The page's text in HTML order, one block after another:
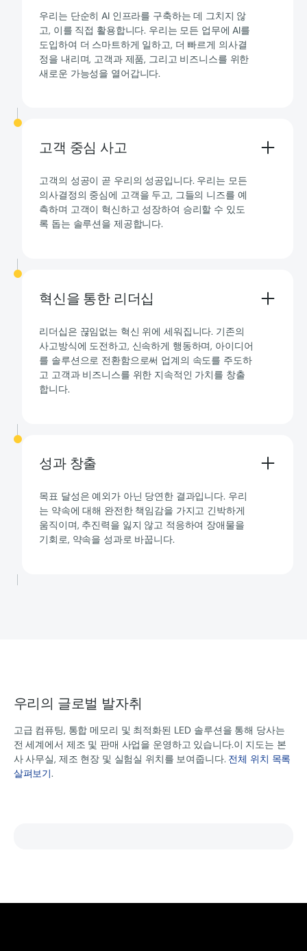
우리는 단순히 AI 인프라를 구축하는 데 그치지 않
고, 이를 직접 활용합니다. 우리는 모든 업무에 AI를
도입하여 더 스마트하게 일하고, 더 빠르게 의사결
정을 내리며, 고객과 제품, 그리고 비즈니스를 위한
새로운 가능성을 열어갑니다.
고객 중심 사고
고객의 성공이 곧 우리의 성공입니다. 우리는 모든
의사결정의 중심에 고객을 두고, 그들의 니즈를 예
측하며 고객이 혁신하고 성장하여 승리할 수 있도
록 돕는 솔루션을 제공합니다.
혁신을 통한 리더십
리더십은 끊임없는 혁신 위에 세워집니다. 기존의
사고방식에 도전하고, 신속하게 행동하며, 아이디어
를 솔루션으로 전환함으로써 업계의 속도를 주도하
고 고객과 비즈니스를 위한 지속적인 가치를 창출
합니다.
성과 창출
목표 달성은 예외가 아닌 당연한 결과입니다. 우리
는 약속에 대해 완전한 책임감을 가지고 긴박하게
움직이며, 추진력을 잃지 않고 적응하여 장애물을
기회로, 약속을 성과로 바꿉니다.
우리의 글로벌 발자취
고급 컴퓨팅, 통합 메모리 및 최적화된 LED 솔루션을 통해 당사는
전 세계에서 제조 및 판매 사업을 운영하고 있습니다.이 지도는 본
사 사무실, 제조 현장 및 실험실 위치를 보여줍니다. 전체 위치 목록
살펴보기.